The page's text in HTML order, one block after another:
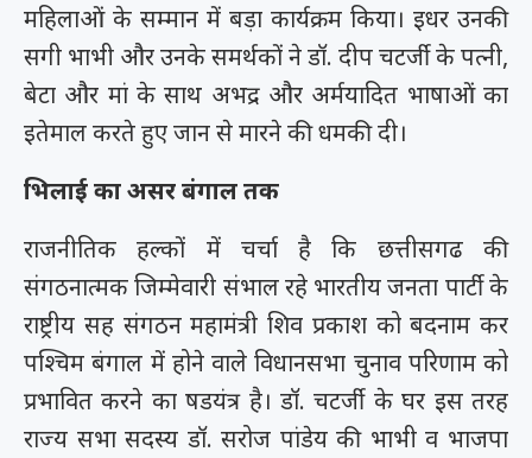
महिलाओं के सम्मान में बड़ा कार्यक्रम किया। इधर उनकी
सगी भाभी और उनके समर्थकों ने डॉ. दीप चटर्जी के पत्नी,
बेटा और मां के साथ अभद्र और अर्मयादित भाषाओं का
इतेमाल करते हुए जान से मारने की धमकी दी।
भिलाई का असर बंगाल तक
राजनीतिक हल्कों में चर्चा है कि छत्तीसगढ की
संगठनात्मक जिम्मेवारी संभाल रहे भारतीय जनता पार्टी के
राष्ट्रीय सह संगठन महामंत्री शिव प्रकाश को बदनाम कर
पश्चिम बंगाल में होने वाले विधानसभा चुनाव परिणाम को
प्रभावित करने का षडयंत्र है। डॉ. चटर्जी के घर इस तरह
राज्य सभा सदस्य डॉ. सरोज पांडेय की भाभी व भाजपा